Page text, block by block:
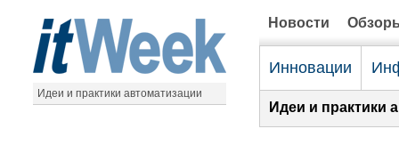
Идеи и практики автоматизации
Новости
Инновации
Идеи и практики